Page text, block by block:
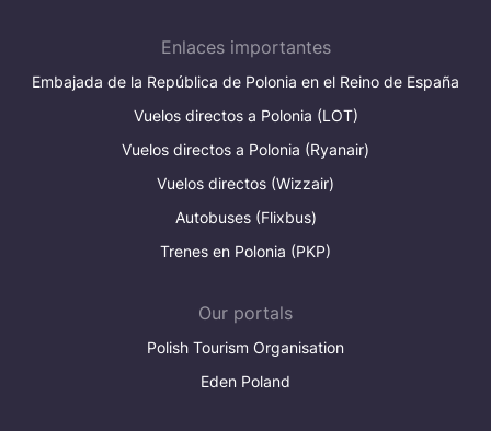
Enlaces importantes
Embajada de la República de Polonia en el Reino de España
Vuelos directos a Polonia (LOT)
Vuelos directos a Polonia (Ryanair)
Vuelos directos (Wizzair)
Autobuses (Flixbus)
Trenes en Polonia (PKP)
Our portals
Polish Tourism Organisation
Eden Poland